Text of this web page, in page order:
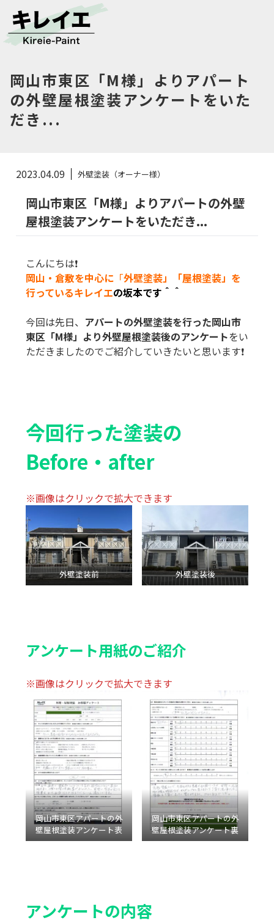
岡山市東区「M様」よりアパート
の外壁屋根塗装アンケートをいた
だき...
2023.04.09 外壁塗装（オーナー様）
岡山市東区「M様」よりアパートの外壁
屋根塗装アンケートをいただき...
こんにちは❗️
岡山・倉敷を中心に 「外壁塗装」「屋根塗装」を
行っているキレイエの坂本です＾＾
今回は先日、 アパートの外壁塗装を行った岡山市
東区「M様」より外壁屋根塗装後のアンケートをい
ただきましたのでご紹介していきたいと思います❗️
今回行った塗装の
Before・after
※画像はクリックで拡大できます
外壁塗装前 外壁塗装後
アンケート用紙のご紹介
※画像はクリックで拡大できます
岡山市東区アパートの外
壁屋根塗装アンケート表
岡山市東区アパートの外
壁屋根塗装アンケート裏
アンケートの内容